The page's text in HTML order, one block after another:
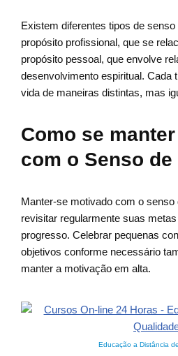
Existem diferentes tipos de
propósito profissional, que se
propósito pessoal, que envolve
desenvolvimento espiritual. Cada
vida de maneiras distintas, mas
Como se
com o Senso
Manter-se motivado com o senso
revisitar regularmente suas
progresso. Celebrar pequenas
objetivos conforme necessário
manter a motivação em alta.
Educação a Distância